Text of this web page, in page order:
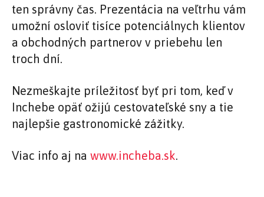
ten správny čas. Prezentácia na veľtrhu vám
umožní osloviť tisíce potenciálnych klientov
a obchodných partnerov v priebehu len
troch dní.
Nezmeškajte príležitosť byť pri tom, keď v
Inchebe opäť ožijú cestovateľské sny a tie
najlepšie gastronomické zážitky.
Viac info aj na www.incheba.sk.